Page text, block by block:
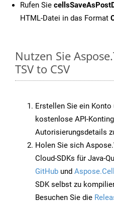
Rufen Sie
HTML-Datei in das Format
Nutzen Sie
TSV to CSV
Erstellen Sie ein Konto
kostenlose API-
Autorisierungsdetails
Holen Sie sich
Cloud-SDKs für Java-
GitHub und
SDK selbst zu
Besuchen Sie die